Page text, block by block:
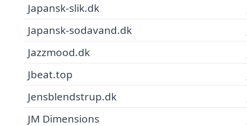
Japansk-slik.dk
Japansk-sodavand.dk
Jazzmood.dk
Jbeat.top
Jensblendstrup.dk
JM Dimensions